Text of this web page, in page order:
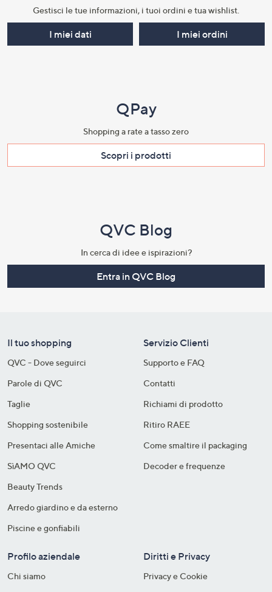
Gestisci le tue informazioni, i tuoi ordini e tua wishlist.​
I miei dati I miei ordini
QPay
Shopping a rate a tasso zero​
Scopri i prodotti​
QVC Blog
In cerca di idee e ispirazioni?
Entra in QVC Blog
Il tuo shopping
QVC - Dove seguirci
Parole di QVC
Taglie
Shopping sostenibile​
Presentaci alle Amiche
SìAMO QVC
Beauty Trends
Arredo giardino e da esterno
Piscine e gonfiabili
Servizio Clienti
Supporto e FAQ
Contatti
Richiami di prodotto
Ritiro RAEE
Come smaltire il packaging​
Decoder e frequenze​
Profilo aziendale
Chi siamo
Diritti e Privacy
Privacy e Cookie